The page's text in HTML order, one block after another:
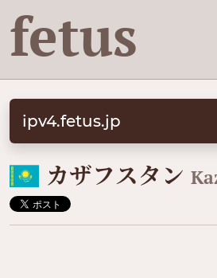
fetus
ipv4.fetus.jp
🇰🇿 カザフスタン